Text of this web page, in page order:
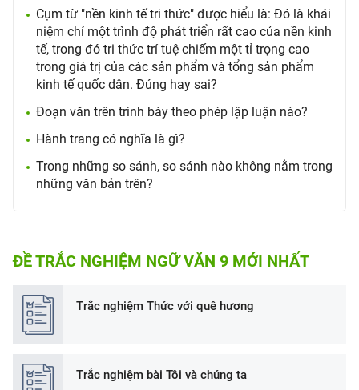
Cụm từ "nền kinh tế tri thức" được hiểu là: Đó là khái
niệm chỉ một trình độ phát triển rất cao của nền kinh
tế, trong đó tri thức trí tuệ chiếm một tỉ trọng cao
trong giá trị của các sản phẩm và tổng sản phẩm
kinh tế quốc dân. Đúng hay sai?
Đoạn văn trên trình bày theo phép lập luận nào?
Hành trang có nghĩa là gì?
Trong những so sánh, so sánh nào không nằm trong
những văn bản trên?
ĐỀ TRẮC NGHIỆM NGỮ VĂN 9 MỚI NHẤT
Trắc nghiệm Thức với quê hương
Trắc nghiệm bài Tôi và chúng ta